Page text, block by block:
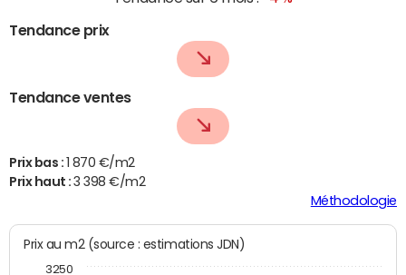
Tendance prix
Tendance ventes
Prix bas : 1 870 €/m2
Prix haut :3 398 €/m2
Méthodologie
Prix au m2 (source : estimations JDN)
3250